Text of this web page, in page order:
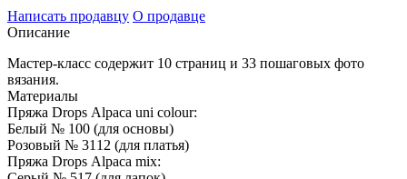
Написать продавцу О продавце
Описание
Мастер-класс содержит 10 страниц и 33 пошаговых фото
вязания.
Материалы
Пряжа Drops Alpaca uni colour:
Белый № 100 (для основы)
Розовый № 3112 (для платья)
Пряжа Drops Alpaca mix: